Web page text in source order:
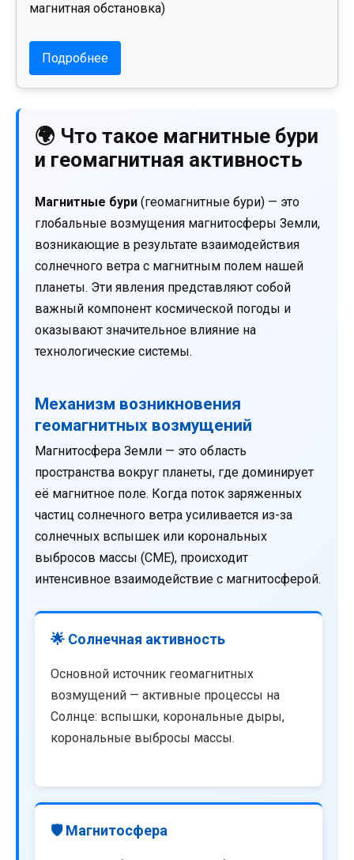
магнитная обстановка)
Подробнее
🌍 Что такое магнитные бури
и геомагнитная активность
Магнитные бури (геомагнитные бури) — это
глобальные возмущения магнитосферы Земли,
возникающие в результате взаимодействия
солнечного ветра с магнитным полем нашей
планеты. Эти явления представляют собой
важный компонент космической погоды и
оказывают значительное влияние на
технологические системы.
Механизм возникновения
геомагнитных возмущений
Магнитосфера Земли — это область
пространства вокруг планеты, где доминирует
её магнитное поле. Когда поток заряженных
частиц солнечного ветра усиливается из-за
солнечных вспышек или корональных
выбросов массы (CME), происходит
интенсивное взаимодействие с магнитосферой.
🌟 Солнечная активность
Основной источник геомагнитных
возмущений — активные процессы на
Солнце: вспышки, корональные дыры,
корональные выбросы массы.
🛡️ Магнитосфера